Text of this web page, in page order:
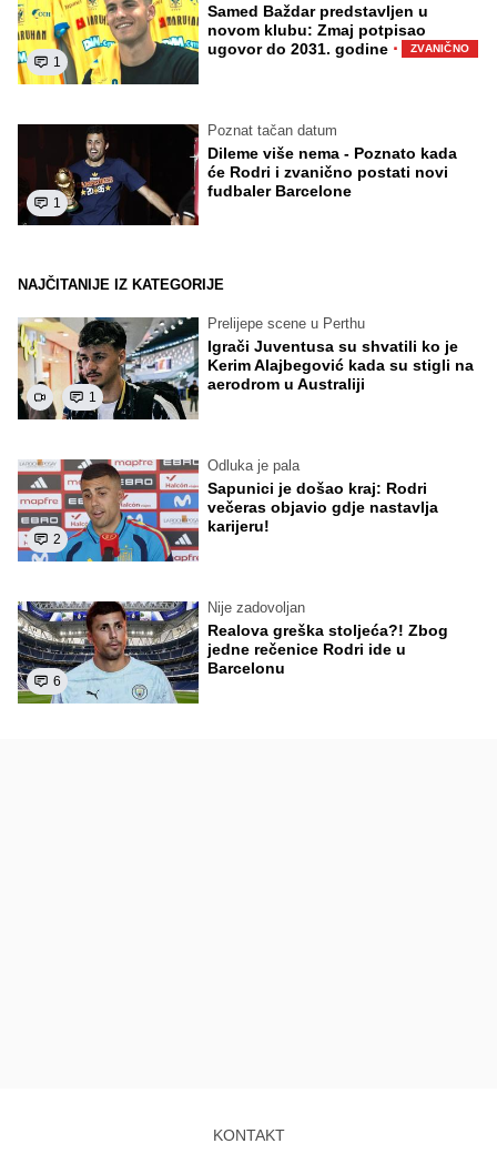
1
Samed Baždar predstavljen u
novom klubu: Zmaj potpisao
ugovor do 2031. godine · ZVANIČNO
1
Poznat tačan datum
Dileme više nema - Poznato kada
će Rodri i zvanično postati novi
fudbaler Barcelone
NAJČITANIJE IZ KATEGORIJE
1
Prelijepe scene u Perthu
Igrači Juventusa su shvatili ko je
Kerim Alajbegović kada su stigli na
aerodrom u Australiji
2
Odluka je pala
Sapunici je došao kraj: Rodri
večeras objavio gdje nastavlja
karijeru!
6
Nije zadovoljan
Realova greška stoljeća?! Zbog
jedne rečenice Rodri ide u
Barcelonu
KONTAKT